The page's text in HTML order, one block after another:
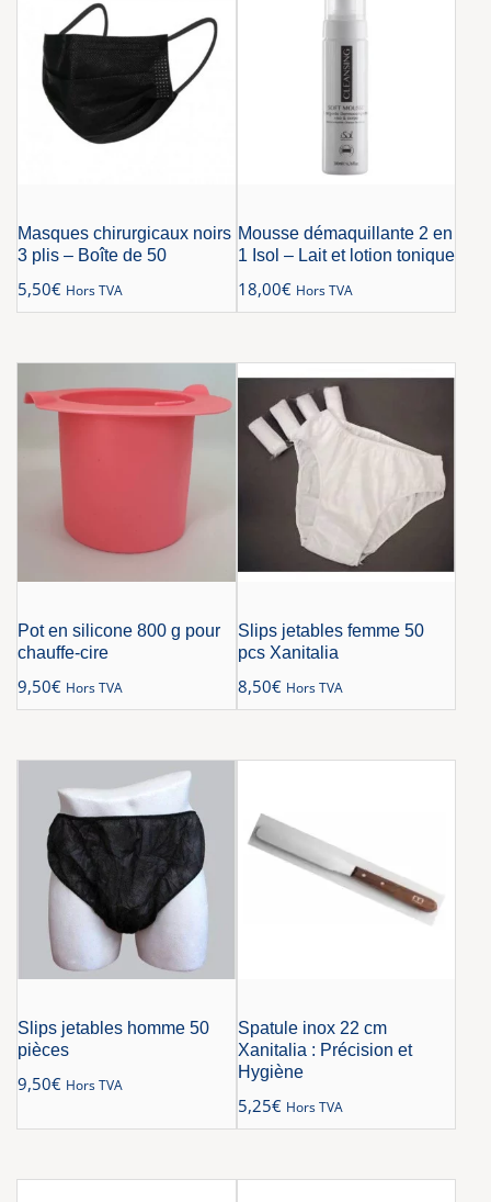
Masques chirurgicaux noirs
3 plis – Boîte de 50
5,50€ Hors TVA
Mousse démaquillante 2 en
1 Isol – Lait et lotion tonique
18,00€ Hors TVA
Pot en silicone 800 g pour
chauffe-cire
9,50€ Hors TVA
Slips jetables femme 50
pcs Xanitalia
8,50€ Hors TVA
Slips jetables homme 50
pièces
9,50€ Hors TVA
Spatule inox 22 cm
Xanitalia : Précision et
Hygiène
5,25€ Hors TVA